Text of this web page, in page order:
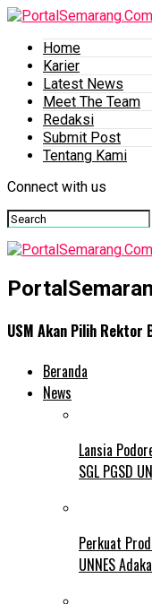
Home
Karier
Latest News
Meet The Team
Redaksi
Submit Post
Tentang Kami
Connect with us
USM Akan Pilih Rektor
Beranda
News
Lansia
SGL PGSD
Perkuat
UNNES